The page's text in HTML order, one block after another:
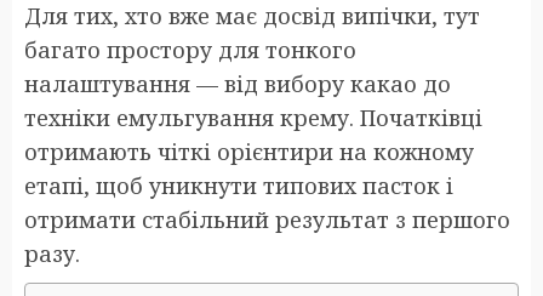
Для тих, хто вже має досвід випічки, тут
багато простору для тонкого
налаштування — від вибору какао до
техніки емульгування крему. Початківці
отримають чіткі орієнтири на кожному
етапі, щоб уникнути типових пасток і
отримати стабільний результат з першого
разу.